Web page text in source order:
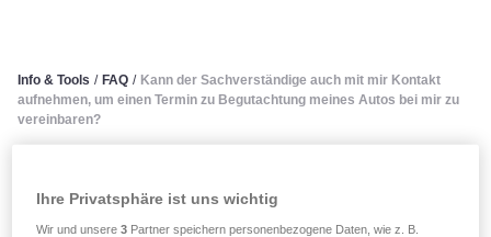
Info & Tools / FAQ / Kann der Sachverständige auch mit mir Kontakt
aufnehmen, um einen Termin zu Begutachtung meines Autos bei mir zu
vereinbaren?
Kann der Sachverständige
auch mit mir Kontakt
Ihre Privatsphäre ist uns wichtig
Wir und unsere3 Partner speichern personenbezogene Daten, wie z. B.